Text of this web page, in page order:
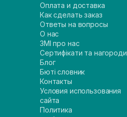
Оплата и доставка
Как сделать заказ
Ответы на вопросы
О нас
ЗМІ про нас
Сертифікати та нагороди
Блог
Бюті словник
Контакты
Условия использования
сайта
Политика